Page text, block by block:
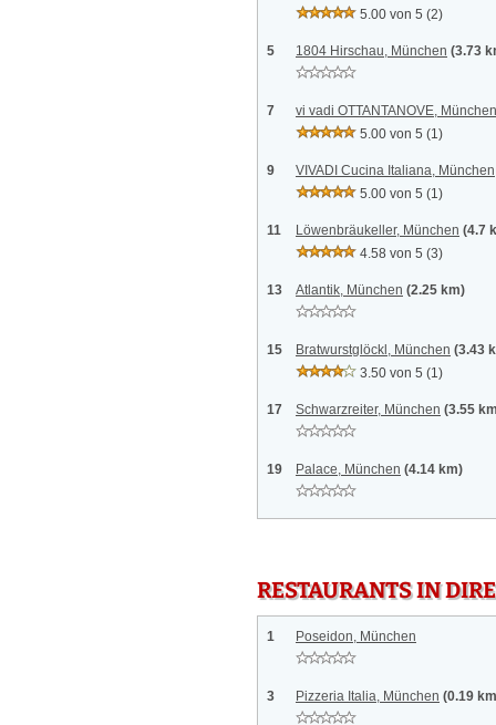
5.00 von 5 (2)
5 1804 Hirschau, München (3.73
7
vi vadi OTTANTANOVE, München
5.00 von 5 (1)
9
VIVADI Cucina Italiana, München
5.00 von 5 (1)
11 Löwenbräukeller, München (4.7
4.58 von 5 (3)
13 Atlantik, München (2.25 km)
15 Bratwurstglöckl, München (3.43
3.50 von 5 (1)
17 Schwarzreiter, München (3.55
19 Palace, München (4.14 km)
RESTAURANTS IN
1 Poseidon, München
3 Pizzeria Italia, München (0.19